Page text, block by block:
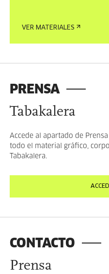
VER MATERIALES
PRENSA
Tabakalera
Accede al apartado de
todo el material gráfico,
Tabakalera.
CONTACTO
Prensa